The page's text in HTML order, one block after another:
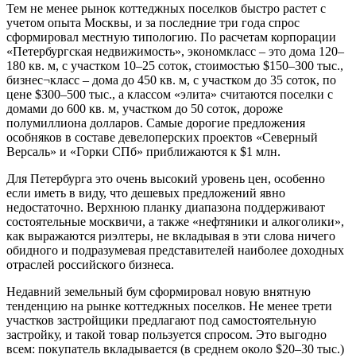
Тем не менее рынок коттеджных поселков быстро растет с
учетом опыта Москвы, и за последние три года спрос
сформировал местную типологию. По расчетам корпорации
«Петербургская недвижимость», эконом­класс – это дома 120–
180 кв. м, с участком 10–25 соток, стоимостью $150–300 тыс.,
бизнес¬класс – дома до 450 кв. м, с участком до 35 соток, по
цене $300–500 тыс., а классом «элита» считаются поселки с
домами до 600 кв. м, участком до 50 соток, дороже
полумиллиона долларов. Самые дорогие предложения
особняков в составе девелоперских проектов «Северный
Версаль» и «Горки СПб» приближаются к $1 млн.
Для Петербурга это очень высокий уровень цен, особенно
если иметь в виду, что дешевых предложений явно
недостаточно. Верхнюю планку диапазона поддерживают
состоятельные москвичи, а также «нефтяники и алкоголики»,
как выражаются риэлтеры, не вкладывая в эти слова ничего
обидного и подразумевая представителей наиболее доходных
отраслей российского бизнеса.
Недавний земельный бум сформировал новую внятную
тенденцию на рынке коттеджных поселков. Не менее трети
участков застройщики предлагают под самостоятельную
застройку, и такой товар пользуется спросом. Это выгодно
всем: покупатель вкладывается (в среднем около $20–30 тыс.)